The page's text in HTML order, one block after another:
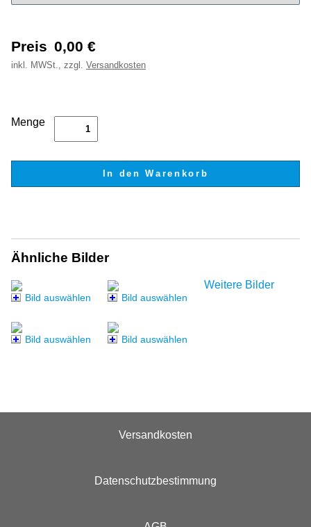
Preis 0,00 €
inkl. MWSt., zzgl. Versandkosten
Menge
Ähnliche Bilder
Bild auswählen Bild auswählen
Bild auswählen Bild auswählen
Weitere Bilder
Versandkosten
Datenschutzbestimmung